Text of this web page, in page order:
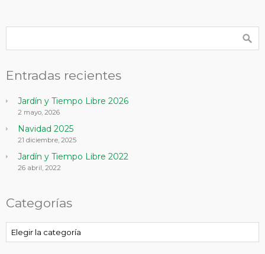
Entradas recientes
Jardín y Tiempo Libre 2026
2 mayo, 2026
Navidad 2025
21 diciembre, 2025
Jardín y Tiempo Libre 2022
26 abril, 2022
Categorías
Categorías